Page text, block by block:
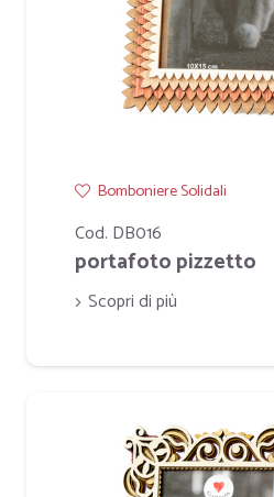
Bomboniere Solidali
Cod. DB016
portafoto pizzetto
Scopri di più